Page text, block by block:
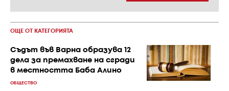
ОЩЕ ОТ КАТЕГОРИЯТА
Съдът във Варна образува 12
дела за премахване на сгради
в местността Баба Алино
ОБЩЕСТВО